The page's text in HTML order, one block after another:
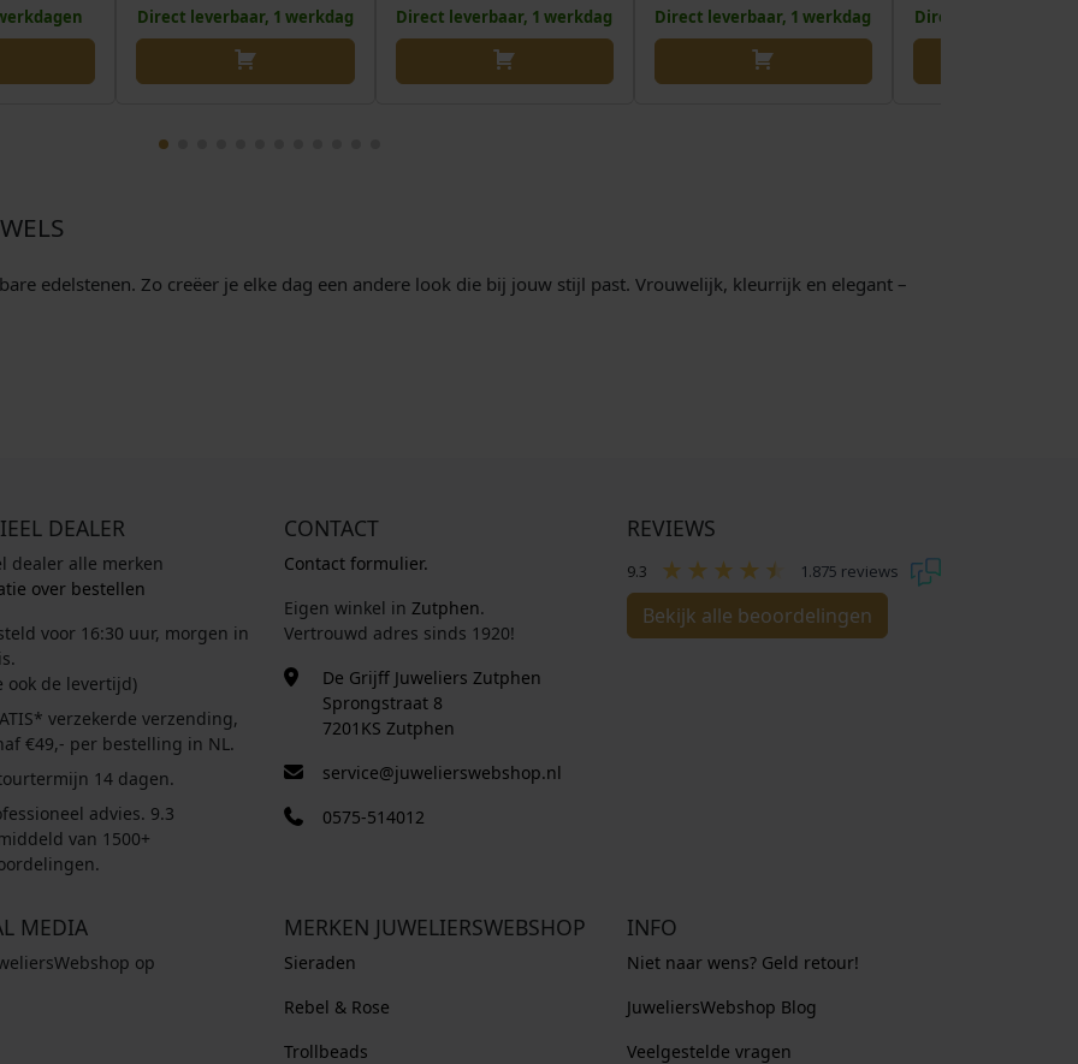
Direct leverbaar, 1 werkdag Direct leverbaar, 1 werkdag Direct leverbaar, 1 werkdag Direct leverbaar, 1
edelstenen. Zo creëer je elke dag een andere look die bij jouw stijl past. Vrouwelijk, kleurrijk en elegant –
DEALER
dealer alle merken
over bestellen
voor 16:30 uur, morgen in
ook de levertijd)
verzekerde verzending,
€49,- per bestelling in NL.
14 dagen.
advies. 9.3
van 1500+
CONTACT
Contact formulier.
Eigen winkel in Zutphen.
Vertrouwd adres sinds 1920!
De Grijff Juweliers Zutphen
Sprongstraat 8
7201KS Zutphen
service@juwelierswebshop.nl
0575-514012
REVIEWS
9.3 1.875 reviews
Bekijk alle beoordelingen
MEDIA
op
MERKEN JUWELIERSWEBSHOP
Sieraden
Rebel & Rose
Trollbeads
INFO
Niet naar wens? Geld retour!
JuweliersWebshop Blog
Veelgestelde vragen